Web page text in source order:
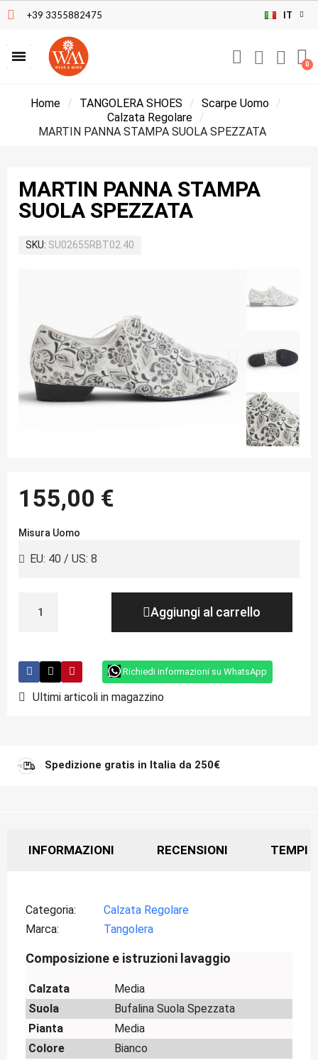
+39 3355882475 IT
Home TANGOLERA SHOES
Scarpe Uomo
Calzata Regolare
MARTIN PANNA STAMPA SUOLA SPEZZATA
MARTIN PANNA STAMPA
SUOLA SPEZZATA
SKU SU02655RBT02.40
155,00 €
Misura Uomo
Aggiungi al carrello
Richiedi informazioni su WhatsApp
Ultimi articoli in magazzino
Spedizione gratis in Italia da 250€
INFORMAZIONI RECENSIONI TEMPI
Categoria
Calzata Regolare
Marca
Tangolera
Composizione e istruzioni lavaggio
Calzata
Media
Suola
Bufalina Suola Spezzata
Pianta
Media
Colore
Bianco